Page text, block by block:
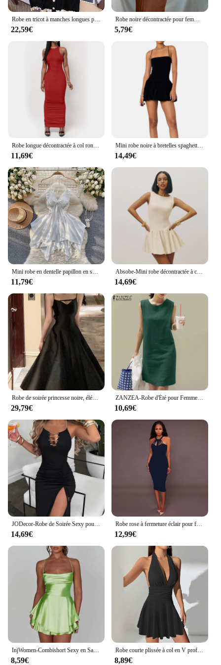
Robe en tricot à manches longues pour femmes, mini robe à col en V, une pièce, vintage, élégant, vieux argent, mode française, automne, hiver, années 2000
22,59€
Robe noire décontractée pour femmes, col rond, robes de soirée sur la plage, nouvelle mode, batterie d'été, hanches GT
5,79€
Robe longue décontractée à col rond pour femmes, robes d'été minimalistes sexy, robe de dame couvertes, tambour de lit, pièce précieuse, document solide
11,69€
Mini robe noire à bretelles spaghetti pour femmes, couleur unie, col carré, dos nu, bulle, sexy, boîte de nuit
14,49€
Mini robe en dentelle papillon en satin pour femme, robe de demoiselle d'honneur, robe de cour, une pièce, tambour sexy, livraison directe
11,79€
Absobe-Mini robe décontractée à col rond pour femme, pull femme, abricot, fibre, taille haute, maigre, streetwear élégant, été
14,69€
Robe de soirée princesse noire, élégante, couleur unie, française, romantique, pour remise de diplôme, coréenne, bretelles spaghetti, pour mariage, éducatif, été
29,79€
ZANZEA-Robe d'Été pour Femme, Vêtement à la Mode, Éducatif, Bureau, Travail, Élégant, Couleur Unie, Document, 2024
10,69€
JODecor-Robe de Soirée Sexy pour Femme, Tenue de Cérémonie Asymétrique, à Manches sulf, Fente Latérale, Été 2024
14,69€
Robe rose à fermeture éclair pour femme, tenue de bureau, slim, rouge, pour fête de mariage, streetwear, vêtements féminins
12,99€
InjWomen-Combishort Sexy en Satin pour Femme, Combishort, Couleur Unie, Col Capot, Fibre, Combinaisons Courtes, Été, Croisé, Dos aux, Barboteuse
8,59€
Robe courte plissée à col en V profond pour femmes, bretelles dos nu sexy, mode d'automne, fille épicée élégante, nouveau style, 2024
8,89€